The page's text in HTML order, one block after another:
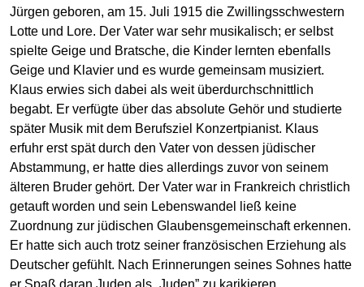
Jürgen geboren, am 15. Juli 1915 die Zwillingsschwestern
Lotte und Lore. Der Vater war sehr musikalisch; er selbst
spielte Geige und Bratsche, die Kinder lernten ebenfalls
Geige und Klavier und es wurde gemeinsam musiziert.
Klaus erwies sich dabei als weit überdurchschnittlich
begabt. Er verfügte über das absolute Gehör und studierte
später Musik mit dem Berufsziel Konzertpianist. Klaus
erfuhr erst spät durch den Vater von dessen jüdischer
Abstammung, er hatte dies allerdings zuvor von seinem
älteren Bruder gehört. Der Vater war in Frankreich christlich
getauft worden und sein Lebenswandel ließ keine
Zuordnung zur jüdischen Glaubensgemeinschaft erkennen.
Er hatte sich auch trotz seiner französischen Erziehung als
Deutscher gefühlt. Nach Erinnerungen seines Sohnes hatte
er Spaß daran Juden als „Juden” zu karikieren.